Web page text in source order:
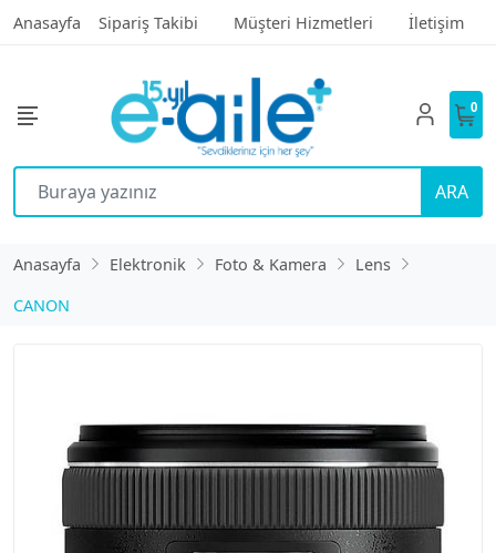
Anasayfa Sipariş Takibi Müşteri Hizmetleri İletişim
ARA
0
Anasayfa Elektronik Foto & Kamera
Lens
CANON